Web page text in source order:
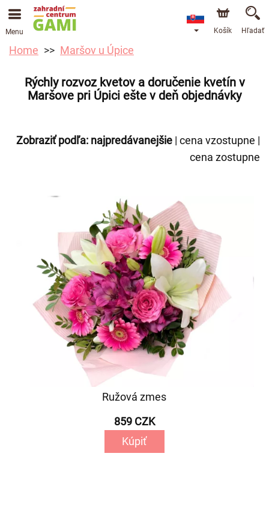
Menu Košík Hľadať
Home Maršov u Úpice
Rýchly rozvoz kvetov a doručenie kvetín v
Maršove pri Úpici ešte v deň objednávky
Zobraziť podľa: najpredávanejšie | cena vzostupne |
cena zostupne
Ružová zmes
859 CZK
Kúpiť